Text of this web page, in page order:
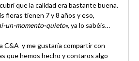
que la calidad era bastante buena.
fieras tienen 7 y 8 años y eso,
un-momento-quieto«, ya lo sabéis…
C&A y me gustaría compartir con
que hemos hecho y contaros algo